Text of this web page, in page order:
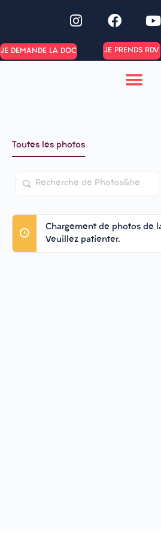
JE DEMANDE LA DOC JE PRENDS RDV
Toutes les photos
Recherche
de
Chargement de photos de
Veuillez patienter.